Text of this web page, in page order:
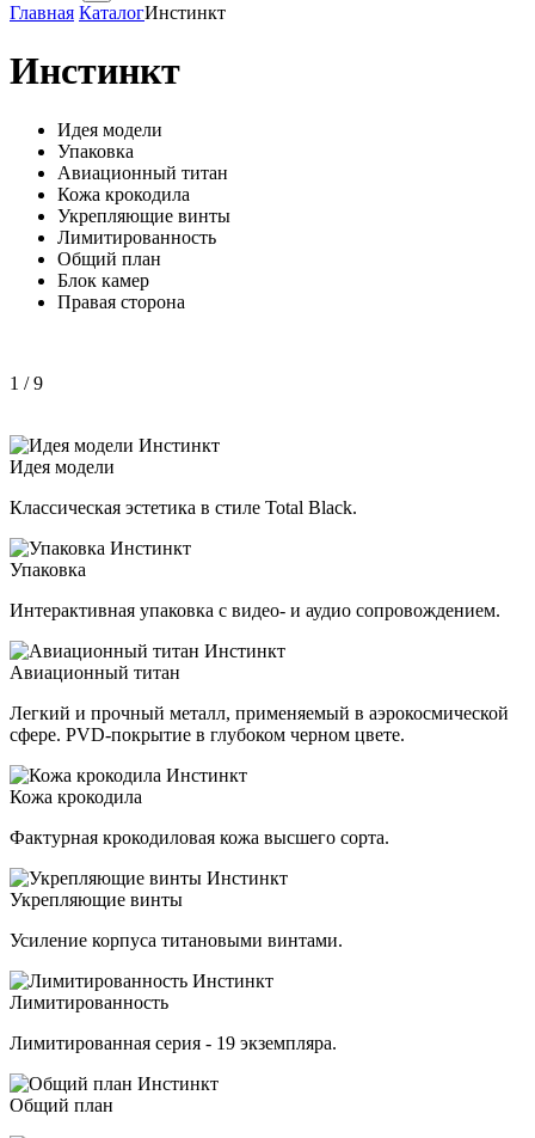
Главная КаталогИнстинкт
Инстинкт
Идея модели
Упаковка
Авиационный титан
Кожа крокодила
Укрепляющие винты
Лимитированность
Общий план
Блок камер
Правая сторона
1 / 9
Идея модели
Классическая эстетика в стиле Total Black.
Упаковка
Интерактивная упаковка с видео- и аудио сопровождением.
Авиационный титан
Легкий и прочный металл, применяемый в аэрокосмической
сфере. PVD-покрытие в глубоком черном цвете.
Кожа крокодила
Фактурная крокодиловая кожа высшего сорта.
Укрепляющие винты
Усиление корпуса титановыми винтами.
Лимитированность
Лимитированная серия - 19 экземпляра.
Общий план